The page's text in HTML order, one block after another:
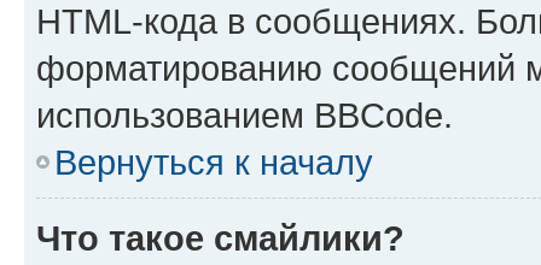
HTML-кода в сообщениях.
форматированию сообщений
использованием BBCode.
Вернуться к началу
Что такое смайлики?